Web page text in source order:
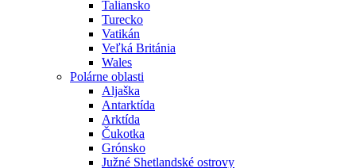
Taliansko
Turecko
Vatikán
Veľká Británia
Wales
Polárne oblasti
Aljaška
Antarktída
Arktída
Čukotka
Grónsko
Južné Shetlandské ostrovy